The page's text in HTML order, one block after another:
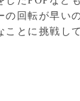
の回転が早い
ことに挑戦し